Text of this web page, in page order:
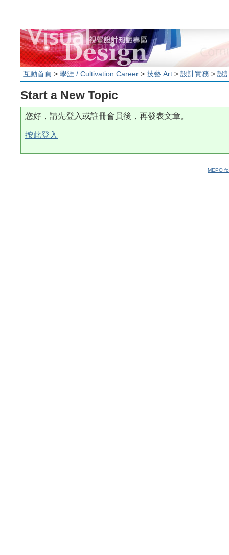
互動首頁 > 學涯 / Cultivation Career > 技藝 Art > 設計實務 > 設
Start a New Topic
您好，請先登入或註冊會員後，再發表文章。
按此登入
MEPO